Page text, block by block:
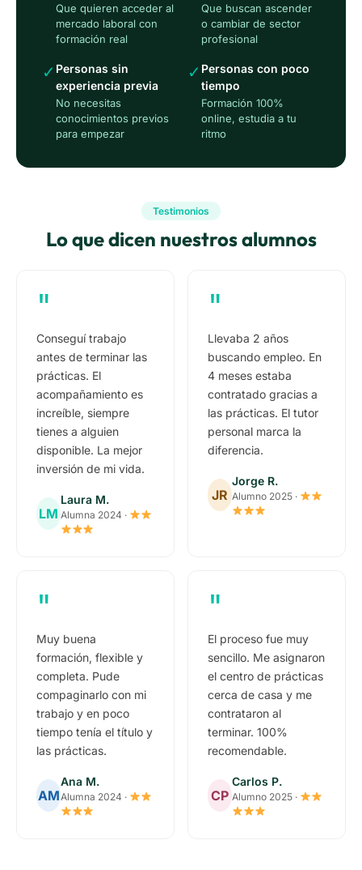
Que quieren acceder al
mercado laboral con
formación real
Que buscan ascender
o cambiar de sector
profesional
✓ Personas sin
experiencia previa
No necesitas
conocimientos previos
para empezar
✓ Personas con poco
tiempo
Formación 100%
online, estudia a tu
ritmo
Testimonios
Lo que dicen nuestros alumnos
"
Conseguí trabajo
antes de terminar las
prácticas. El
acompañamiento es
increíble, siempre
tienes a alguien
disponible. La mejor
inversión de mi vida.
LM
Laura M.
Alumna 2024 ·
"
Llevaba 2 años
buscando empleo. En
4 meses estaba
contratado gracias a
las prácticas. El tutor
personal marca la
diferencia.
JR
Jorge R.
Alumno 2025 ·
"
Muy buena
formación, flexible y
completa. Pude
compaginarlo con mi
trabajo y en poco
tiempo tenía el título y
las prácticas.
AM
Ana M.
Alumna 2024 ·
"
El proceso fue muy
sencillo. Me asignaron
el centro de prácticas
cerca de casa y me
contrataron al
terminar. 100%
recomendable.
CP
Carlos P.
Alumno 2025 ·